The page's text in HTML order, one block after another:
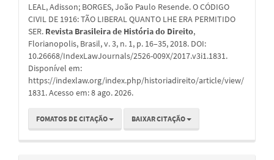
artigo
LEAL, Adisson; BORGES, João Paulo Resende. O CÓDIGO
CIVIL DE 1916: TÃO LIBERAL QUANTO LHE ERA PERMITIDO
SER. Revista Brasileira de História do Direito,
Florianopolis, Brasil, v. 3, n. 1, p. 16–35, 2018. DOI:
10.26668/IndexLawJournals/2526-009X/2017.v3i1.1831.
Disponível em:
https://indexlaw.org/index.php/historiadireito/article/view/
1831. Acesso em: 8 ago. 2026.
FOMATOS DE CITAÇÃO BAIXAR CITAÇÃO